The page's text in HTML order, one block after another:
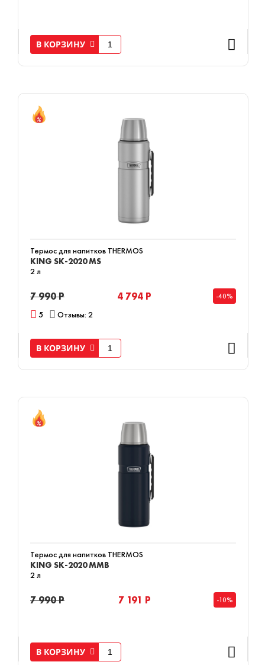
В КОРЗИНУ
Термос для напитков THERMOS
KING SK-2020 MS
2 л
7 990 Р 4 794 Р -40%
5 Отзывы: 2
В КОРЗИНУ
Термос для напитков THERMOS
KING SK-2020 MMB
2 л
7 990 Р 7 191 Р -10%
В КОРЗИНУ